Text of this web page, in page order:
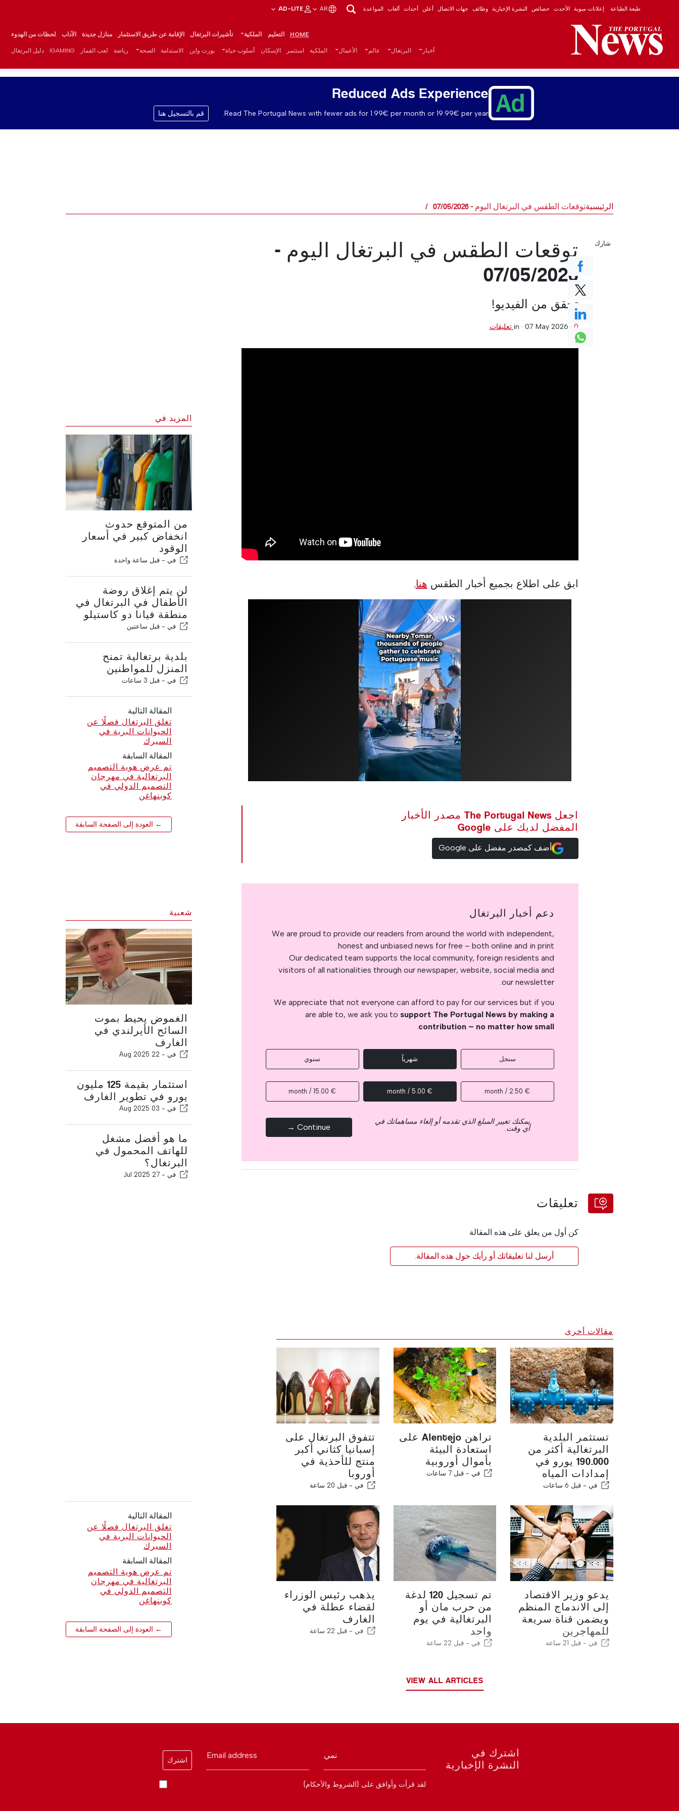
طبعة الطباعة إعلانات مبوبة الأحدث خصائص النشرة الإخبارية وظائف جهات الاتصال أعلن أحداث ألعاب المواعدة AR
AD-LITE
HOME التعليم الملكية تأشيرات البرتغال الإقامة عن طريق الاستثمار منازل جديدة الآداب لحظات من الهدوء
أخبار البرتغال عالم الأعمال الملكية استثمر الإسكان أسلوب حياة بورت واين الاستدامة الصحة رياضة لعب القمار IGAMING دليل البرتغال
Reduced Ads Experience
Read The Portugal News with fewer ads for 1.99€ per month or 19.99€ per year. قم بالتسجيل هنا
الرئيسيةتوقعات الطقس في البرتغال اليوم - 07/05/2026
توقعات الطقس في البرتغال اليوم -
07/05/2026
تحقق من الفيديو!
in · 07 May 2026 · 0 تعليقات
ابق على اطلاع بجميع أخبار الطقس هنا.
اجعل The Portugal News مصدر الأخبار
المفضل لديك على Google
أضف كمصدر مفضل على Google
شارك
المزيد في
من المتوقع حدوث
انخفاض كبير في أسعار
الوقود
في - قبل ساعة واحدة
لن يتم إغلاق روضة
الأطفال في البرتغال في
منطقة فيانا دو كاستيلو
في - قبل ساعتين
بلدية برتغالية تمنح
المنزل للمواطنين
في - قبل 3 ساعات
المقالة التالية
تغلق البرتغال فصلًا عن
الحيوانات البرية في
السيرك
المقالة السابقة
تم عرض هوية التصميم
البرتغالية في مهرجان
التصميم الدولي في
كوبنهاغن
← العودة إلى الصفحة السابقة
دعم أخبار البرتغال
We are proud to provide our readers from around the world with independent,
honest and unbiased news for free – both online and in print.
Our dedicated team supports the local community, foreign residents and
visitors of all nationalities through our newspaper, website, social media and
our newsletter.
We appreciate that not everyone can afford to pay for our services but if you
are able to, we ask you to support The Portugal News by making a
contribution – no matter how small
.
سنجل شهرياً سنوي
€ 2.50 / month
€ 5.00 / month
€ 15.00 / month
يمكنك تغيير المبلغ الذي تقدمه أو إلغاء مساهماتك في
أي وقت. Continue →
تعليقات
كن أول من يعلق على هذه المقالة
أرسل لنا تعليقاتك أو رأيك حول هذه المقالة.
شعبية
الغموض يحيط بموت
السائح الأيرلندي في
الغارف
في - 22 Aug 2025
استثمار بقيمة 125 مليون
يورو في تطوير الغارف
في - 03 Aug 2025
ما هو أفضل مشغل
للهاتف المحمول في
البرتغال؟
في - 27 Jul 2025
مقالات أخرى
تستثمر البلدية
البرتغالية أكثر من
190.000 يورو في
إمدادات المياه
في - قبل 6 ساعات
تراهن Alentejo على
استعادة البيئة
بأموال أوروبية
في - قبل 7 ساعات
تتفوق البرتغال على
إسبانيا كثاني أكبر
منتج للأحذية في
أوروبا
في -قبل 20 ساعة
يدعو وزير الاقتصاد
إلى الاندماج المنظم
ويضمن قناة سريعة
للمهاجرين
في - قبل 21 ساعة
تم تسجيل 120 لدغة
من حرب مان أو
البرتغالية في يوم
واحد
في - قبل 22 ساعة
يذهب رئيس الوزراء
لقضاء عطلة في
الغارف
في -قبل 22 ساعة
VIEW ALL ARTICLES
المقالة التالية
تغلق البرتغال فصلًا عن
الحيوانات البرية في
السيرك
المقالة السابقة
تم عرض هوية التصميم
البرتغالية في مهرجان
التصميم الدولي في
كوبنهاغن
← العودة إلى الصفحة السابقة
اشترك في
النشرة الإخبارية
نمي Email address
اشترك
لقد قرأت وأوافق على {الشروط والأحكام}